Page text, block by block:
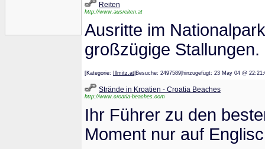
Reiten
http://www.ausreiten.at
Ausritte im
großzügige Stallungen.
[Kategorie: Illmitz.at |Besuche: 2497589|hinzugefügt: 23 May 04
Strände in Kroatien - Croatia Beaches
http://www.croatia-beaches.com
Ihr Führer zu den
Moment nur auf